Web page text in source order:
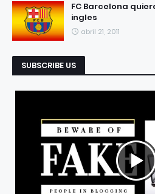
FC Barcelona
ingles
abril 21, 2011
SUBSCRIBE US